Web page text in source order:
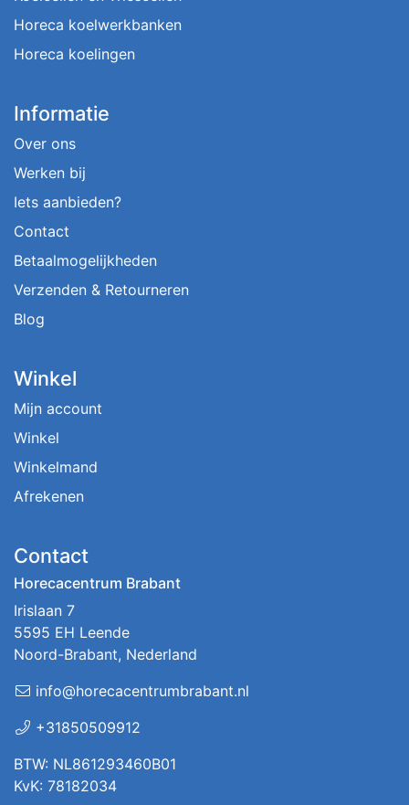
Horeca koelwerkbanken
Horeca koelingen
Informatie
Over ons
Werken bij
Iets aanbieden?
Contact
Betaalmogelijkheden
Verzenden & Retourneren
Blog
Winkel
Mijn account
Winkel
Winkelmand
Afrekenen
Contact
Horecacentrum Brabant
Irislaan 7
5595 EH Leende
Noord-Brabant, Nederland
info@horecacentrumbrabant.nl
+31850509912
BTW: NL861293460B01
KvK: 78182034